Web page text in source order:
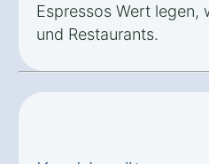
Espressos Wert legen,
und Restaurants.